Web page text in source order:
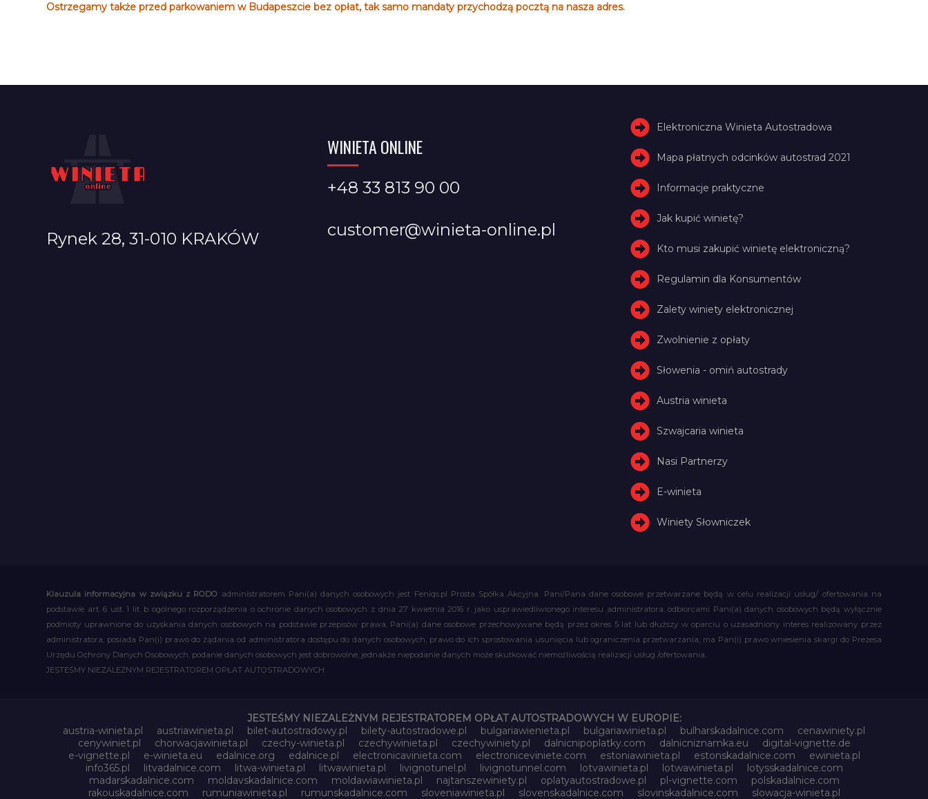
Ostrzegamy także przed parkowaniem w Budapeszcie bez opłat, tak samo mandaty przychodzą pocztą na nasza adres.
Rynek 28, 31-010 KRAKÓW
WINIETA ONLINE
+48 33 813 90 00
customer@winieta-online.pl
Elektroniczna Winieta Autostradowa
Mapa płatnych odcinków autostrad 2021
Informacje praktyczne
Jak kupić winietę?
Kto musi zakupić winietę elektroniczną?
Regulamin dla Konsumentów
Zalety winiety elektronicznej
Zwolnienie z opłaty
Słowenia - omiń autostrady
Austria winieta
Szwajcaria winieta
Nasi Partnerzy
E-winieta
Winiety Słowniczek
Klauzula informacyjna w związku z RODO administratorem Pani(a) danych osobowych jest Feniqs.pl Prosta Spółka Akcyjna. Pani/Pana dane osobowe przetwarzane będą w celu realizacji usług/ ofertowania na
podstawie art. 6 ust. 1 lit. b ogólnego rozporządzenia o ochronie danych osobowych z dnia 27 kwietnia 2016 r. jako usprawiedliwionego interesu administratora, odbiorcami Pani(a) danych osobowych będą wyłącznie
podmioty uprawnione do uzyskania danych osobowych na podstawie przepisów prawa, Pani(a) dane osobowe przechowywane będą przez okres 5 lat lub dłuższy w oparciu o uzasadniony interes realizowany przez
administratora, posiada Pan(i) prawo do żądania od administratora dostępu do danych osobowych, prawo do ich sprostowania usunięcia lub ograniczenia przetwarzania, ma Pan(i) prawo wniesienia skargi do Prezesa
Urzędu Ochrony Danych Osobowych, podanie danych osobowych jest dobrowolne, jednakże niepodanie danych może skutkować niemożliwością realizacji usług /ofertowania.
JESTEŚMY NIEZALEŻNYM REJESTRATOREM OPŁAT AUTOSTRADOWYCH
JESTEŚMY NIEZALEŻNYM REJESTRATOREM OPŁAT AUTOSTRADOWYCH W EUROPIE:
austria-winieta.pl
austriawinieta.pl bilet-autostradowy.pl bilety-autostradowe.pl bulgariawienieta.pl bulgariawinieta.pl bulharskadalnice.com
cenawiniety.pl
cenywiniet.pl
chorwacjawinieta.pl czechy-winieta.pl czechywinieta.pl czechywiniety.pl dalnicnipoplatky.com dalnicniznamka.eu
digital-vignette.de
e-vignette.pl
e-winieta.eu edalnice.org edalnice.pl electronicavinieta.com electroniceviniete.com estoniawinieta.pl estonskadalnice.com
ewinieta.pl
info365.pl
litvadalnice.com litwa-winieta.pl litwawinieta.pl livignotunel.pl livignotunnel.com lotvawinieta.pl lotwawinieta.pl
lotysskadalnice.com
madarskadalnice.com
moldavskadalnice.com moldawiawinieta.pl najtanszewiniety.pl oplatyautostradowe.pl pl-vignette.com
polskadalnice.com
rakouskadalnice.com
rumuniawinieta.pl rumunskadalnice.com sloveniawinieta.pl slovenskadalnice.com slovinskadalnice.com slowacja-winieta.pl